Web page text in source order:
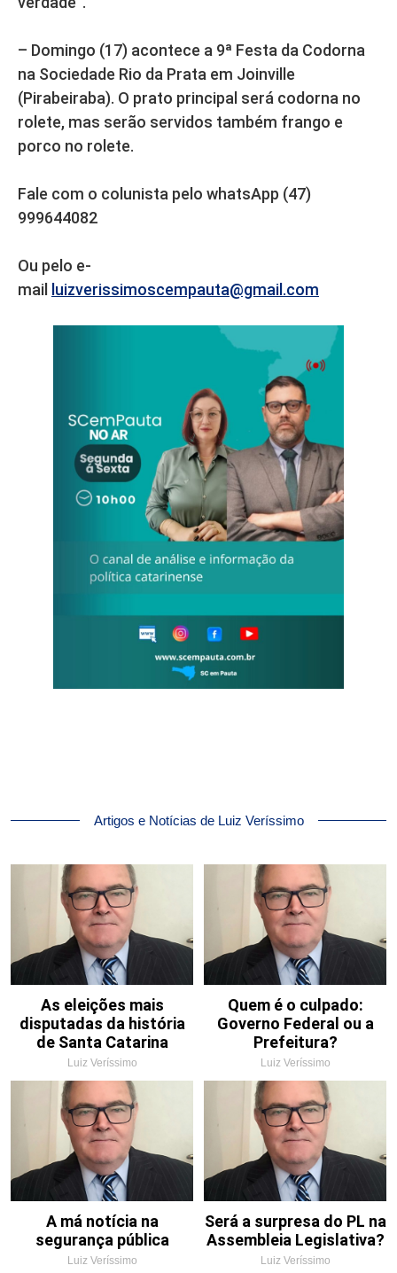
– Domingo (17) acontece a 9ª Festa da Codorna
na Sociedade Rio da Prata em Joinville
(Pirabeiraba). O prato principal será codorna no
rolete, mas serão servidos também frango e
porco no rolete.
Fale com o colunista pelo whatsApp (47)
999644082
Ou pelo e-
mail
luizverissimoscempauta@gmail.com
Artigos e Notícias de Luiz Veríssimo
As eleições mais
disputadas da história
de Santa Catarina
Luiz Veríssimo
Quem é o culpado:
Governo Federal ou a
Prefeitura?
Luiz Veríssimo
A má notícia na
segurança pública
Luiz Veríssimo
Será a surpresa do PL na
Assembleia Legislativa?
Luiz Veríssimo